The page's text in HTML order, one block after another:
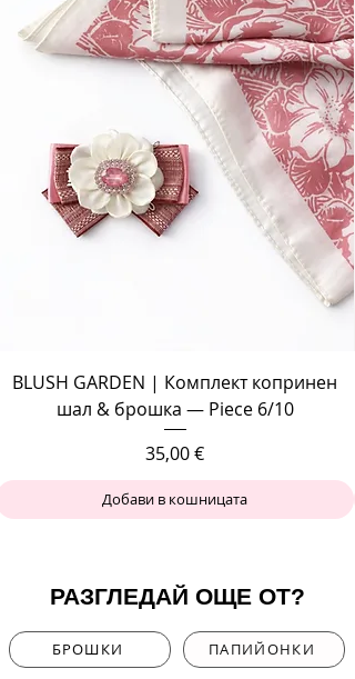
BLUSH GARDEN | Комплект копринен
шал & брошка — Piece 6/10
Цена
35,00 €
Добави в кошницата
РАЗГЛЕДАЙ ОЩЕ ОТ?
БРОШКИ ПАПИЙОНКИ